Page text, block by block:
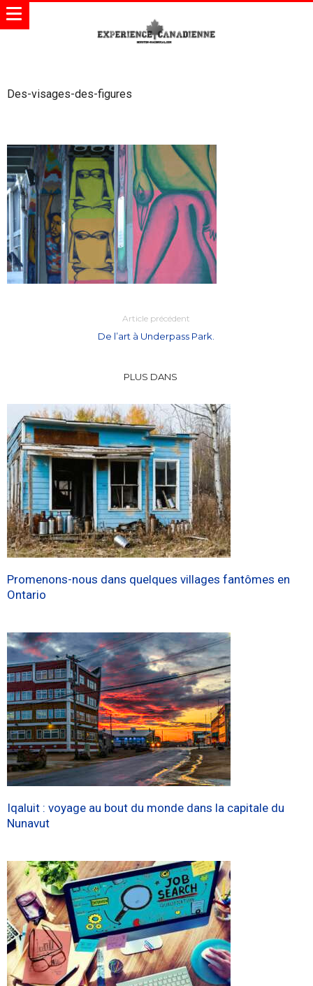
Des-visages-des-figures
Article précédent
De l’art à Underpass Park.
PLUS DANS
Promenons-nous dans quelques villages fantômes en
Ontario
Iqaluit : voyage au bout du monde dans la capitale du
Nunavut